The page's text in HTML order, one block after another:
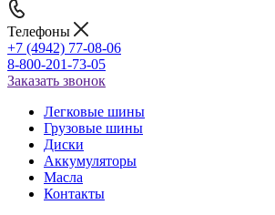
Телефоны
+7 (4942) 77-08-06
8-800-201-73-05
Заказать звонок
Легковые шины
Грузовые шины
Диски
Аккумуляторы
Масла
Контакты